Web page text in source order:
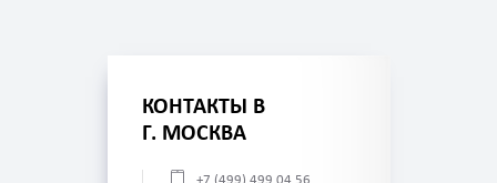
КОНТАКТЫ В
Г. МОСКВА
+7 (499) 499 04 56